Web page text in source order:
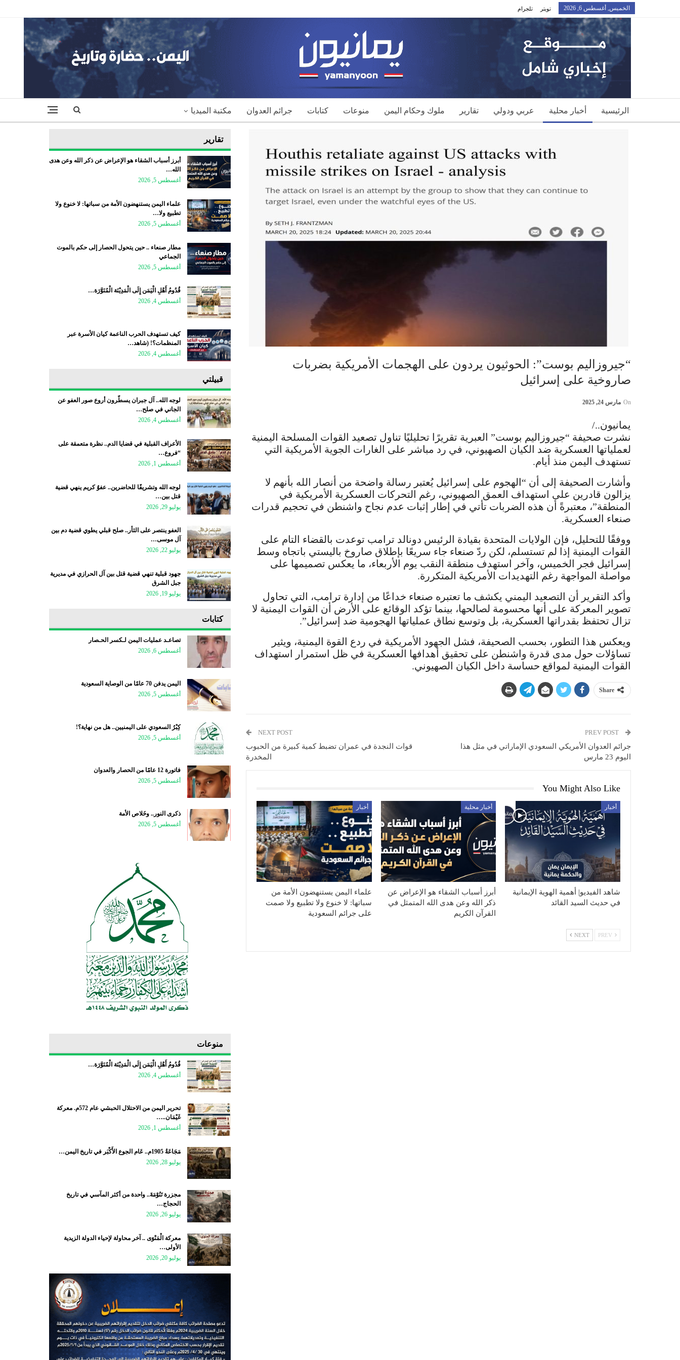
الخميس, أغسطس 6, 2026 تويتر تلجرام
الرئيسية أخبار محلية عربي ودولي تقارير ملوك وحكام اليمن منوعات كتابات جرائم العدوان مكتبة الميديا
“جيروزاليم بوست”: الحوثيون يردون على الهجمات الأمريكية بضربات
صاروخية على إسرائيل
On مارس 24, 2025
يمانيون../
نشرت صحيفة “جيروزاليم بوست” العبرية تقريرًا تحليليًا تناول تصعيد القوات المسلحة اليمنية
لعملياتها العسكرية ضد الكيان الصهيوني، في رد مباشر على الغارات الجوية الأمريكية التي
تستهدف اليمن منذ أيام.
وأشارت الصحيفة إلى أن “الهجوم على إسرائيل يُعتبر رسالة واضحة من أنصار الله بأنهم لا
يزالون قادرين على استهداف العمق الصهيوني، رغم التحركات العسكرية الأمريكية في
المنطقة”، معتبرةً أن هذه الضربات تأتي في إطار إثبات عدم نجاح واشنطن في تحجيم قدرات
صنعاء العسكرية.
ووفقًا للتحليل، فإن الولايات المتحدة بقيادة الرئيس دونالد ترامب توعدت بالقضاء التام على
القوات اليمنية إذا لم تستسلم، لكن ردّ صنعاء جاء سريعًا بإطلاق صاروخ باليستي باتجاه وسط
إسرائيل فجر الخميس، وآخر استهدف منطقة النقب يوم الأربعاء، ما يعكس تصميمها على
مواصلة المواجهة رغم التهديدات الأمريكية المتكررة.
وأكد التقرير أن التصعيد اليمني يكشف ما تعتبره صنعاء خداعًا من إدارة ترامب، التي تحاول
تصوير المعركة على أنها محسومة لصالحها، بينما تؤكد الوقائع على الأرض أن القوات اليمنية لا
تزال تحتفظ بقدراتها العسكرية، بل وتوسع نطاق عملياتها الهجومية ضد إسرائيل”.
ويعكس هذا التطور، بحسب الصحيفة، فشل الجهود الأمريكية في ردع القوة اليمنية، ويثير
تساؤلات حول مدى قدرة واشنطن على تحقيق أهدافها العسكرية في ظل استمرار استهداف
القوات اليمنية لمواقع حساسة داخل الكيان الصهيوني.
Share
جرائم العدوان الأمريكي السعودي الإماراتي في مثل هذا
اليوم 23 مارس
NEXT POST
قوات النجدة في عمران تضبط كمية كبيرة من الحبوب
المخدرة
You Might Also Like
أخبار
شاهد الفيديو| أهمية الهوية الإيمانية
في حديث السيد القائد
أخبار محلية
أبرز أسباب الشقاء هو الإعراض عن
ذكر الله وعن هدى الله المتمثل في
القرآن الكريم
أخبار
علماء اليمن يستنهضون الأمة من
سباتها: لا خنوع ولا تطبيع ولا صمت
على جرائم السعودية
NEXT
تقارير
أبرز أسباب الشقاء هو الإعراض عن ذكر الله وعن هدى
الله…
أغسطس 5, 2026
علماء اليمن يستنهضون الأمة من سباتها: لا خنوع ولا
تطبيع ولا…
أغسطس 5, 2026
مطار صنعاء .. حين يتحول الحصار إلى حكم بالموت
الجماعي
أغسطس 5, 2026
قُدُومُ أَهْلِ الْيَمَن إِلَى الْمَدِيْنَة الْمُنَوَّرَة…
أغسطس 4, 2026
كيف تستهدف الحرب الناعمة كيان الأسرة عبر
المنظمات؟! (شاهد…
أغسطس 4, 2026
قبيلتي
لوجه الله.. آل جبران يسطّرون أروع صور العفو عن
الجاني في صلح…
أغسطس 4, 2026
الأعراف القبلية في قضايا الدم.. نظرة متعمقة على
“فروع…
أغسطس 1, 2026
لوجه الله وتشريفًا للحاضرين.. عفوٌ كريم ينهي قضية
قتل بين…
يوليو 29, 2026
العفو ينتصر على الثأر.. صلح قبلي يطوي قضية دم بين
آل موسى…
يوليو 22, 2026
جهود قبلية تنهي قضية قتل بين آل الحرازي في مديرية
جبل الشرق
يوليو 19, 2026
كتابات
تصاعـد عمليات اليمن لـكسر الحـصار
أغسطس 6, 2026
اليمن يدفن 70 عامًا من الوصاية السعودية
أغسطس 5, 2026
كِبْرُ السعودي على اليمنيين.. هل من نهاية؟!
أغسطس 5, 2026
فاتورة 12 عامًا من الحصار والعدوان
أغسطس 5, 2026
ذكرى النور.. وخَلاص الأمة
أغسطس 5, 2026
منوعات
قُدُومُ أَهْلِ الْيَمَن إِلَى الْمَدِيْنَة الْمُنَوَّرَة…
أغسطس 4, 2026
تحرير اليمن من الاحتلال الحبشي عام 572م. معركة
غَيْمَان..…
أغسطس 1, 2026
مَجَاعَةُ 1905م.. عَام الجوع الأَكْبَر في تاريخ اليمن…
يوليو 28, 2026
مجزرة تَنُوْمَةَ.. واحدة من أكثر المآسي في تاريخ
الحجاج…
يوليو 26, 2026
معركة الْمَنْوَى .. آخر محاولة لإحياء الدولة الزيدية
الأولى…
يوليو 20, 2026